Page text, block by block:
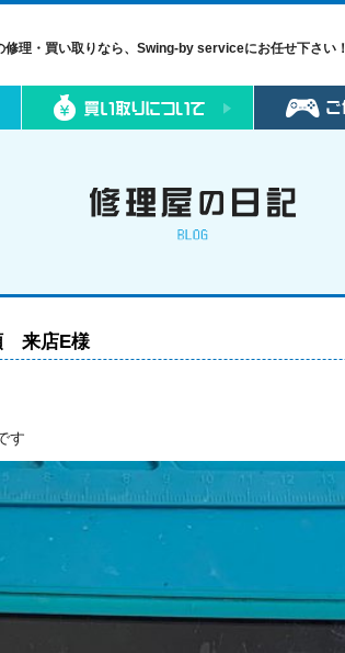
修理・買い取りなら、Swing-by serviceにお任せ下さい！
来店E様
す